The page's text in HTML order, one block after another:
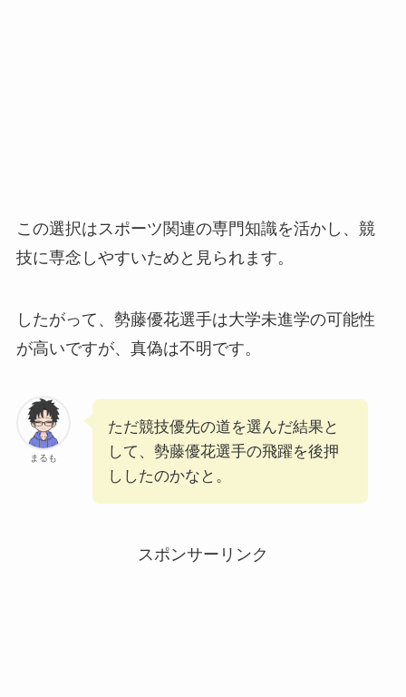
この選択はスポーツ関連の専門知識を活かし、競
技に専念しやすいためと見られます。
したがって、勢藤優花選手は大学未進学の可能性
が高いですが、真偽は不明です。
まるも
ただ競技優先の道を選んだ結果と
して、勢藤優花選手の飛躍を後押
ししたのかなと。
スポンサーリンク